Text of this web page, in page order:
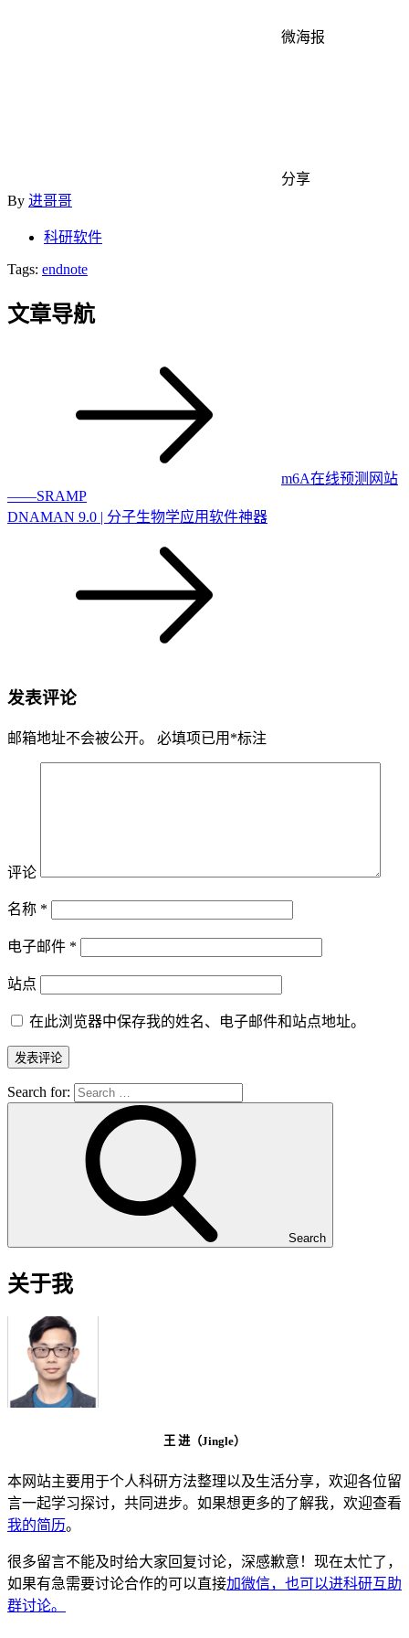
微海报
分享
By 进哥哥
科研软件
Tags: endnote
文章导航
m6A在线预测网站
——SRAMP
DNAMAN 9.0 | 分子生物学应用软件神器
发表评论
邮箱地址不会被公开。 必填项已用 *标注
评论
名称 *
电子邮件 *
站点
在此浏览器中保存我的姓名、电子邮件和站点地址。
Search for:
Search
关于我
王 进（Jingle）
本网站主要用于个人科研方法整理以及生活分享，欢迎各位留
言一起学习探讨，共同进步。如果想更多的了解我，欢迎查看
我的简历。
很多留言不能及时给大家回复讨论，深感歉意！现在太忙了，
如果有急需要讨论合作的可以直接加微信，也可以进科研互助
群讨论。